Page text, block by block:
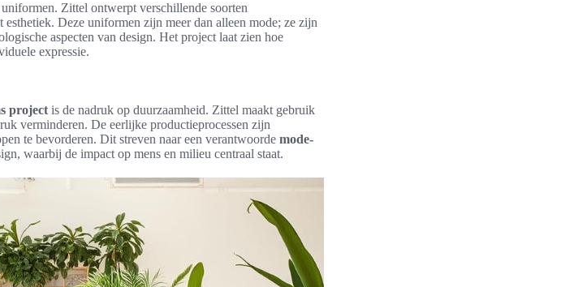
Zittel ontwerpt verschillende soorten
Deze uniformen zijn meer dan alleen mode; ze zijn
aspecten van design. Het project laat zien hoe
expressie.
project is de nadruk op duurzaamheid. Zittel maakt gebruik
verminderen. De eerlijke productieprocessen zijn
te bevorderen. Dit streven naar een verantwoorde mode-
waarbij de impact op mens en milieu centraal staat.